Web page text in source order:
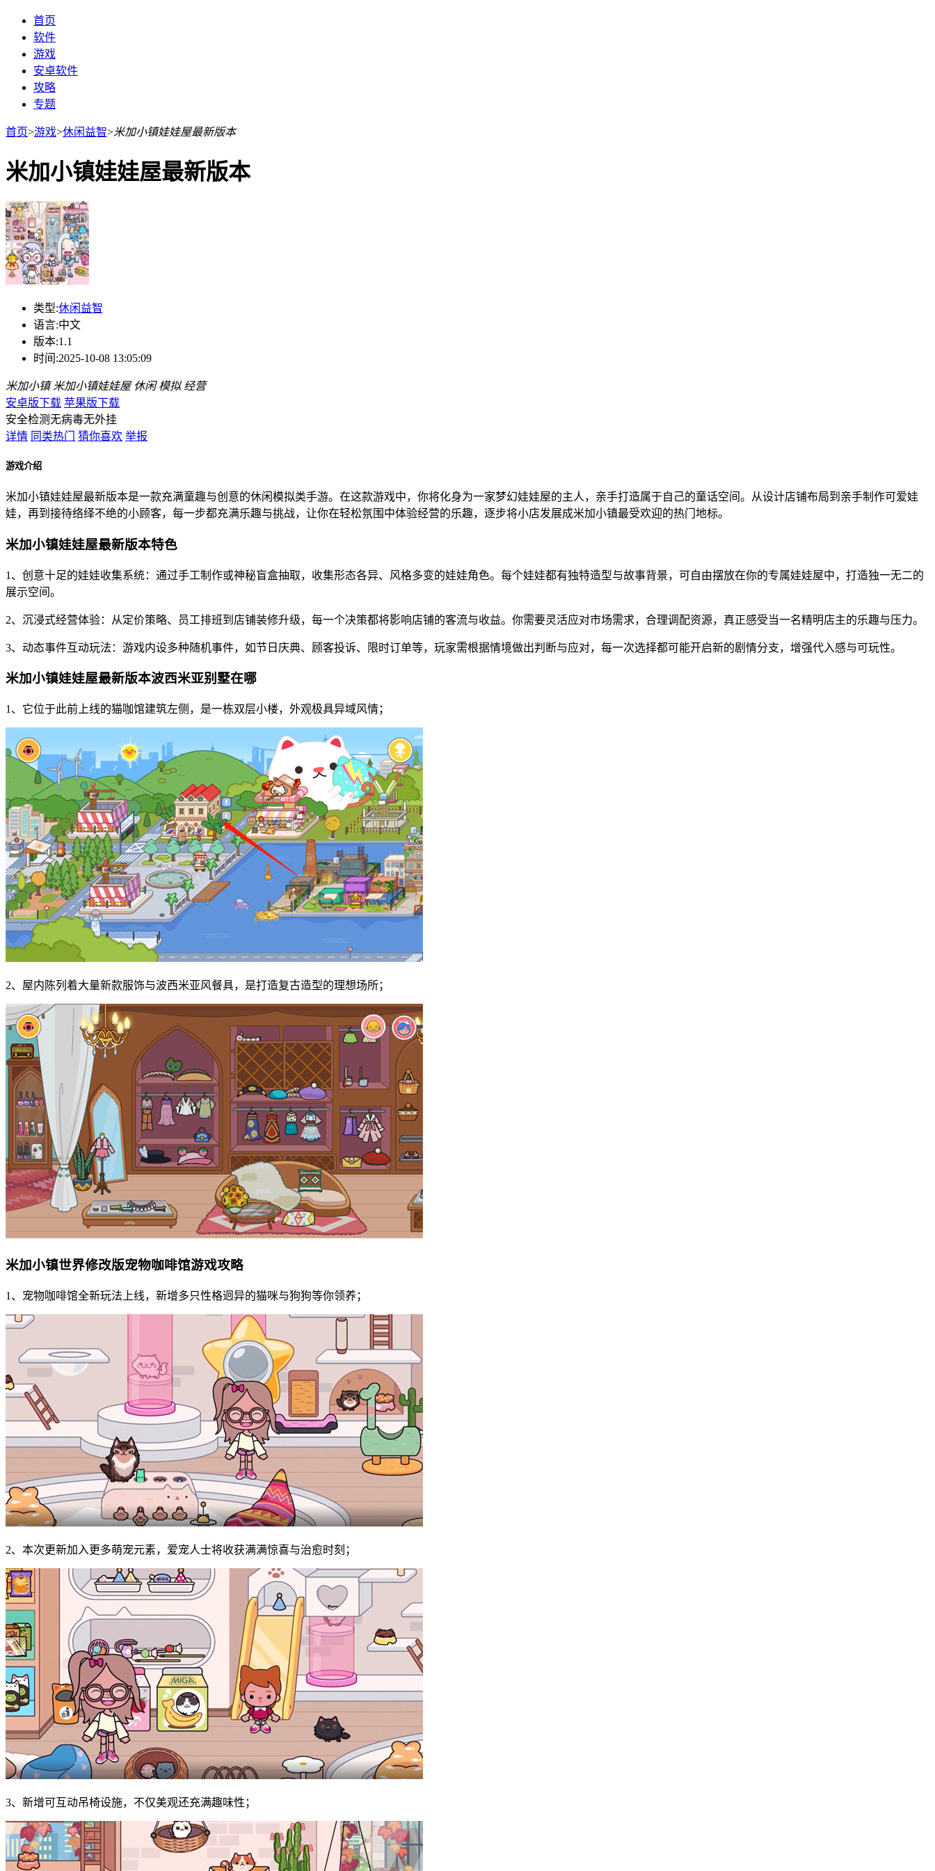
首页
软件
游戏
安卓软件
攻略
专题
首页>游戏>休闲益智>米加小镇娃娃屋最新版本
米加小镇娃娃屋最新版本
类型:休闲益智
语言:中文
版本:1.1
时间:2025-10-08 13:05:09
米加小镇 米加小镇娃娃屋 休闲 模拟 经营
安卓版下载 苹果版下载
安全检测无病毒无外挂
详情 同类热门 猜你喜欢 举报
游戏介绍
米加小镇娃娃屋最新版本是一款充满童趣与创意的休闲模拟类手游。在这款游戏中，你将化身为一家梦幻娃娃屋的主人，亲手打造属于自己的童话空间。从设计店铺布局到亲手制作可爱娃
娃，再到接待络绎不绝的小顾客，每一步都充满乐趣与挑战，让你在轻松氛围中体验经营的乐趣，逐步将小店发展成米加小镇最受欢迎的热门地标。
米加小镇娃娃屋最新版本特色
1、创意十足的娃娃收集系统：通过手工制作或神秘盲盒抽取，收集形态各异、风格多变的娃娃角色。每个娃娃都有独特造型与故事背景，可自由摆放在你的专属娃娃屋中，打造独一无二的
展示空间。
2、沉浸式经营体验：从定价策略、员工排班到店铺装修升级，每一个决策都将影响店铺的客流与收益。你需要灵活应对市场需求，合理调配资源，真正感受当一名精明店主的乐趣与压力。
3、动态事件互动玩法：游戏内设多种随机事件，如节日庆典、顾客投诉、限时订单等，玩家需根据情境做出判断与应对，每一次选择都可能开启新的剧情分支，增强代入感与可玩性。
米加小镇娃娃屋最新版本波西米亚别墅在哪
1、它位于此前上线的猫咖馆建筑左侧，是一栋双层小楼，外观极具异域风情；
2、屋内陈列着大量新款服饰与波西米亚风餐具，是打造复古造型的理想场所；
米加小镇世界修改版宠物咖啡馆游戏攻略
1、宠物咖啡馆全新玩法上线，新增多只性格迥异的猫咪与狗狗等你领养；
2、本次更新加入更多萌宠元素，爱宠人士将收获满满惊喜与治愈时刻；
3、新增可互动吊椅设施，不仅美观还充满趣味性；